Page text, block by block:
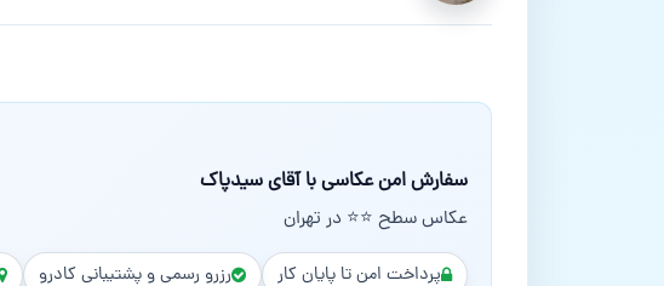
سفارش امن عکاسی با آقای سیدپاک
عکاس سطح ⭐⭐ در تهران
پرداخت امن تا پایان کار رزرو رسمی و پشتیبانی کادرو